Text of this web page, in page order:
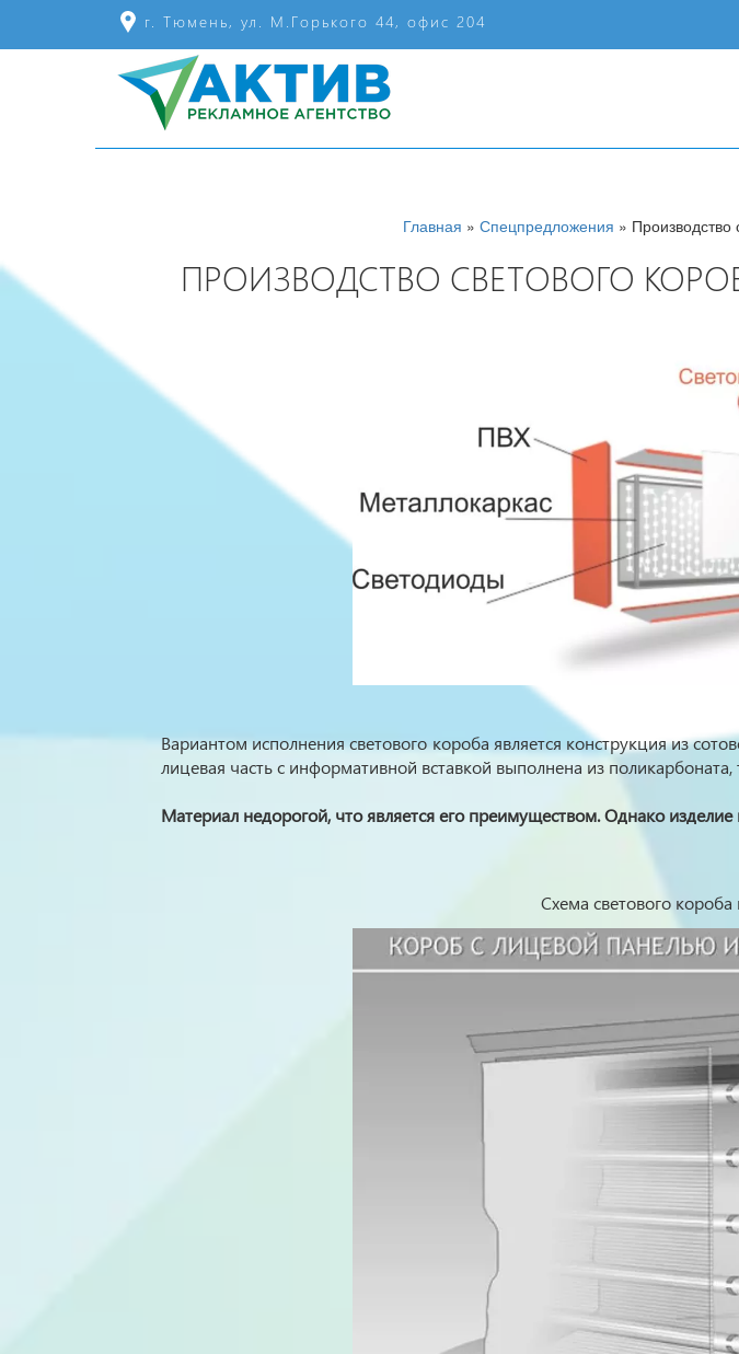
г. Тюмень, ул. М.Горького 44, офис 204
Главная » Спецпредложения » Производство
ПРОИЗВОДСТВО СВЕТОВОГО
Вариантом исполнения светового короба является конструкция из
лицевая часть с информативной вставкой выполнена из
Материал недорогой, что является его преимуществом. Однако
Схема светового